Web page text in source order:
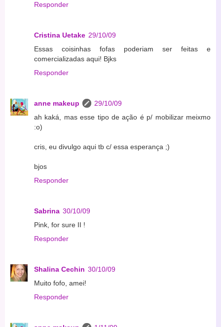
Responder
Cristina Uetake 29/10/09
Essas coisinhas fofas poderiam ser feitas e
comercializadas aqui! Bjks
Responder
anne makeup
29/10/09
ah kaká, mas esse tipo de ação é p/ mobilizar meixmo
:o)
cris, eu divulgo aqui tb c/ essa esperança ;)
bjos
Responder
Sabrina 30/10/09
Pink, for sure II !
Responder
Shalina Cechin 30/10/09
Muito fofo, amei!
Responder